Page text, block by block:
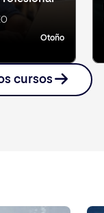
Otoño
cursos